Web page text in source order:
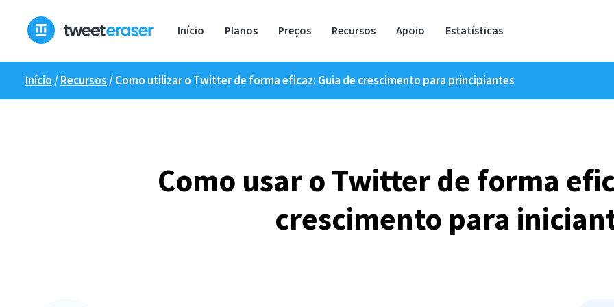
conteúdo
Início Planos Preços Recursos Apoio Estatísticas
Início /Recursos /Como utilizar o Twitter de forma eficaz: Guia de crescimento para principiantes
Como usar o Twitter de forma
crescimento para